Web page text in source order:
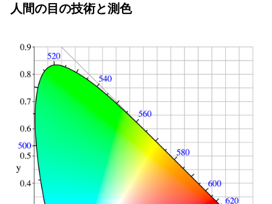
人間の目の技術と測色